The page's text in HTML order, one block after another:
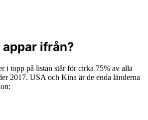
ifrån?
i topp på listan står för cirka 75% av alla
2017. USA och Kina är de enda länderna